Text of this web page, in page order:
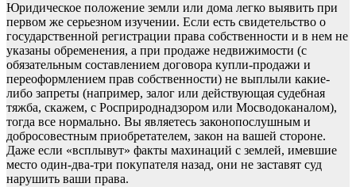
Юридическое положение земли или дома легко выявить при
первом же серьезном изучении. Если есть свидетельство о
государственной регистрации права собственности и в нем не
указаны обременения, а при продаже недвижимости (с
обязательным составлением договора купли-продажи и
переоформлением прав собственности) не выплыли какие-
либо запреты (например, залог или действующая судебная
тяжба, скажем, с Росприроднадзором или Мосводоканалом),
тогда все нормально. Вы являетесь законопослушным и
добросовестным приобретателем, закон на вашей стороне.
Даже если «всплывут» факты махинаций с землей, имевшие
место один-два-три покупателя назад, они не заставят суд
нарушить ваши права.